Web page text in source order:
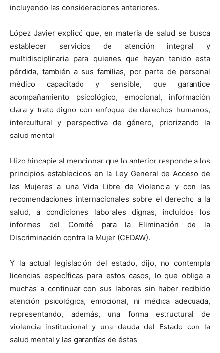
incluyendo las consideraciones anteriores.
López Javier explicó que, en materia de salud se busca
establecer servicios de atención integral y
multidisciplinaria para quienes que hayan tenido esta
pérdida, también a sus familias, por parte de personal
médico capacitado y sensible, que garantice
acompañamiento psicológico, emocional, información
clara y trato digno con enfoque de derechos humanos,
intercultural y perspectiva de género, priorizando la
salud mental.
Hizo hincapié al mencionar que lo anterior responde a los
principios establecidos en la Ley General de Acceso de
las Mujeres a una Vida Libre de Violencia y con las
recomendaciones internacionales sobre el derecho a la
salud, a condiciones laborales dignas, incluidos los
informes del Comité para la Eliminación de la
Discriminación contra la Mujer (CEDAW).
Y la actual legislación del estado, dijo, no contempla
licencias específicas para estos casos, lo que obliga a
muchas a continuar con sus labores sin haber recibido
atención psicológica, emocional, ni médica adecuada,
representando, además, una forma estructural de
violencia institucional y una deuda del Estado con la
salud mental y las garantías de éstas.